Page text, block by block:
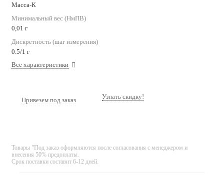
Масса-К
Минимальный вес (НмПВ)
0,01 г
Дискретность (шаг измерения)
0.5/1 г
Все характеристики
Привезем под заказ Узнать скидку!
Товары "Под заказ оформляются после согласования с менеджером и
внесения 50% предоплаты.
Срок поставки составит 6-12 дней.